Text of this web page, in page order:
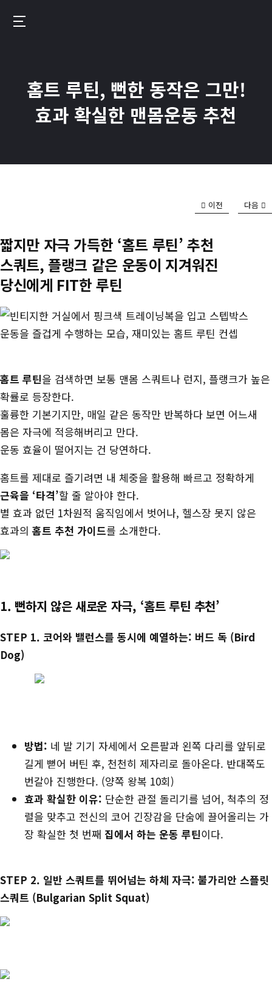
운
동
기
이
짜
성
장
홈트 루틴, 뻔한 동작은 그만!
효과 확실한 맨몸운동 추천
이전 다음
짧지만 자극 가득한 ‘홈트 루틴’ 추천
스쿼트, 플랭크 같은 운동이 지겨워진
당신에게 FIT한 루틴
홈트 루틴을 검색하면 보통 맨몸 스쿼트나 런지, 플랭크가 높은
확률로 등장한다.
훌륭한 기본기지만, 매일 같은 동작만 반복하다 보면 어느새
몸은 자극에 적응해버리고 만다.
운동 효율이 떨어지는 건 당연하다.
홈트를 제대로 즐기려면 내 체중을 활용해 빠르고 정확하게
근육을 ‘타격’할 줄 알아야 한다.
별 효과 없던 1차원적 움직임에서 벗어나, 헬스장 못지 않은
효과의 홈트 추천 가이드를 소개한다.
1. 뻔하지 않은 새로운 자극, ‘홈트 루틴 추천’
STEP 1. 코어와 밸런스를 동시에 예열하는: 버드 독 (Bird
Dog)
방법: 네 발 기기 자세에서 오른팔과 왼쪽 다리를 앞뒤로
길게 뻗어 버틴 후, 천천히 제자리로 돌아온다. 반대쪽도
번갈아 진행한다. (양쪽 왕복 10회)
효과 확실한 이유: 단순한 관절 돌리기를 넘어, 척추의 정
렬을 맞추고 전신의 코어 긴장감을 단숨에 끌어올리는 가
장 확실한 첫 번째 집에서 하는 운동 루틴이다.
STEP 2. 일반 스쿼트를 뛰어넘는 하체 자극: 불가리안 스플릿
스쿼트 (Bulgarian Split Squat)